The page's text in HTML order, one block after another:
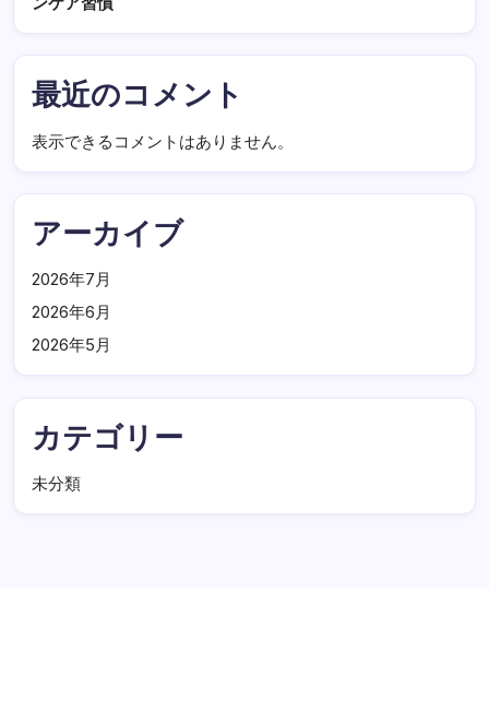
最近のコメント
表示できるコメントはありません。
アーカイブ
2026年7月
2026年6月
2026年5月
カテゴリー
未分類